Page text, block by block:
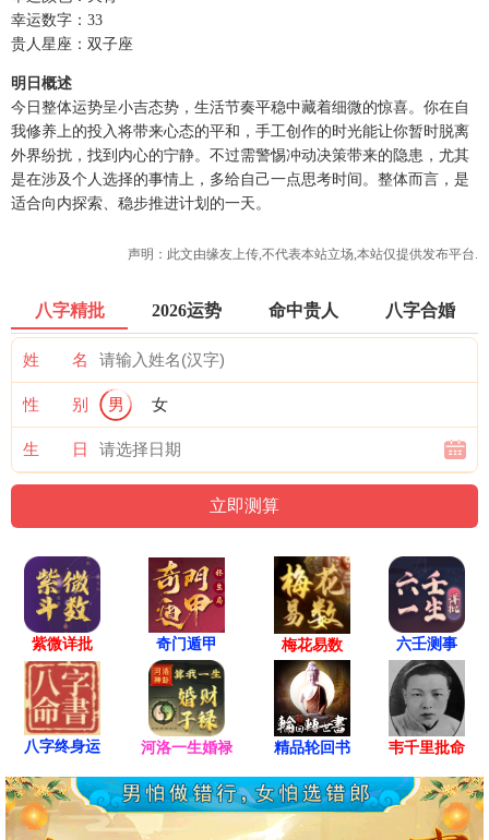
幸运数字：33
贵人星座：双子座
明日概述
今日整体运势呈小吉态势，生活节奏平稳中藏着细微的惊喜。你在自
我修养上的投入将带来心态的平和，手工创作的时光能让你暂时脱离
外界纷扰，找到内心的宁静。不过需警惕冲动决策带来的隐患，尤其
是在涉及个人选择的事情上，多给自己一点思考时间。整体而言，是
适合向内探索、稳步推进计划的一天。
声明：此文由缘友上传,不代表本站立场,本站仅提供发布平台.
八字精批 2026运势 命中贵人 八字合婚
姓 名
性 别 男 女
生 日
紫微详批 奇门遁甲 梅花易数 六壬测事
八字终身运 河洛一生婚禄 精品轮回书 韦千里批命